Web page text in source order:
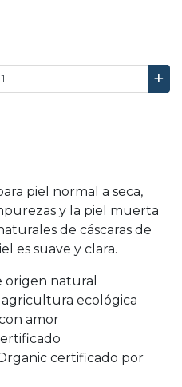
piel normal a seca,
y la piel muerta
de cáscaras de
es suave y clara.
origen natural
ecológica
amor
certificado por